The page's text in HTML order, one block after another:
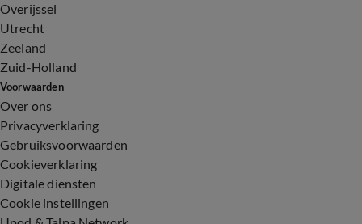
Overijssel
Utrecht
Zeeland
Zuid-Holland
Voorwaarden
Over ons
Privacyverklaring
Gebruiksvoorwaarden
Cookieverklaring
Digitale diensten
Cookie instellingen